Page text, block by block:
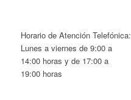
Horario de Atención Telefónica:
Lunes a viernes de 9:00 a
14:00 horas y de 17:00 a
19:00 horas